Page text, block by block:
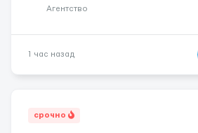
Агентство
1 час назад
срочно